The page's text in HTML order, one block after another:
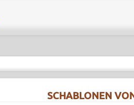
SCHABLONEN